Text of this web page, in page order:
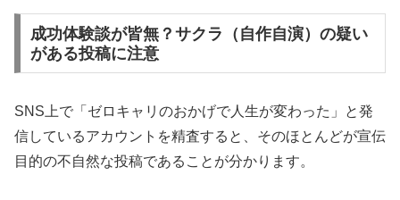
成功体験談が皆無？サクラ（自作自演）の疑い
がある投稿に注意
SNS上で「ゼロキャリのおかげで人生が変わった」と発
信しているアカウントを精査すると、そのほとんどが宣伝
目的の不自然な投稿であることが分かります。